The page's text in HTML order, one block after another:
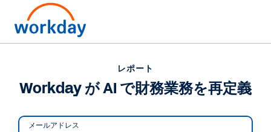
Workday が AI で財務業
務を再定義
レポート
Workday が AI で財務業務を再定義
メールアドレス